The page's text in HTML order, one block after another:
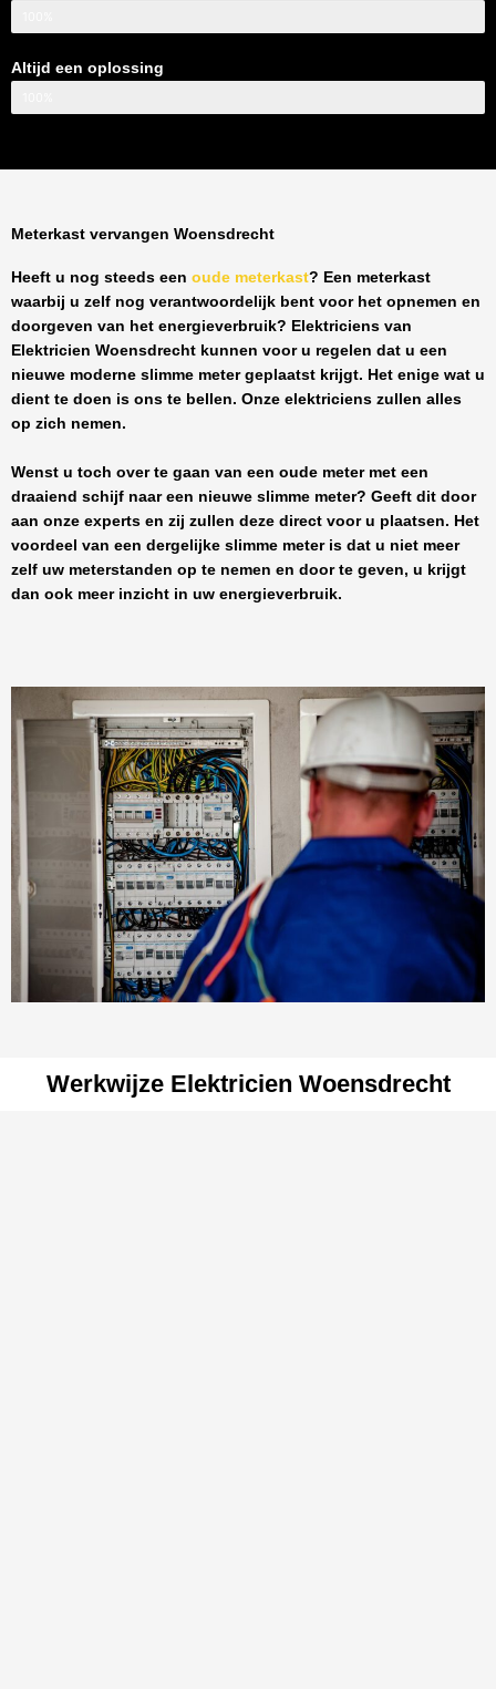
Altijd een oplossing
Meterkast vervangen Woensdrecht
Heeft u nog steeds een oude meterkast? Een meterkast
waarbij u zelf nog verantwoordelijk bent voor het opnemen en
doorgeven van het energieverbruik? Elektriciens van
Elektricien Woensdrecht kunnen voor u regelen dat u een
nieuwe moderne slimme meter geplaatst krijgt. Het enige wat u
dient te doen is ons te bellen. Onze elektriciens zullen alles
op zich nemen.
Wenst u toch over te gaan van een oude meter met een
draaiend schijf naar een nieuwe slimme meter? Geeft dit door
aan onze experts en zij zullen deze direct voor u plaatsen. Het
voordeel van een dergelijke slimme meter is dat u niet meer
zelf uw meterstanden op te nemen en door te geven, u krijgt
dan ook meer inzicht in uw energieverbruik.
Werkwijze Elektricien Woensdrecht